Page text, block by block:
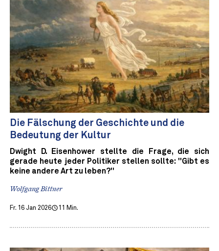
Die Fälschung der Geschichte und die
Bedeutung der Kultur
Dwight D. Eisenhower stellte die Frage, die sich
gerade heute jeder Politiker stellen sollte: "Gibt es
keine andere Art zu leben?"
Wolfgang Bittner
Fr. 16 Jan 2026 11 Min.